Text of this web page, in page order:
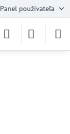
Panel používateľa